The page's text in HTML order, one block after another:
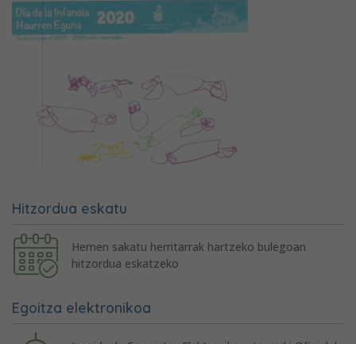
Hitzordua eskatu
Hemen sakatu herritarrak hartzeko bulegoan
hitzordua eskatzeko
Egoitza elektronikoa